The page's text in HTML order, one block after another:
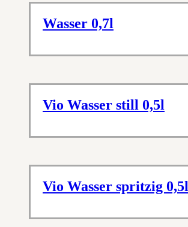
Wasser 0,7l
Vio Wasser still 0,5l
Vio Wasser spritzig 0,5l